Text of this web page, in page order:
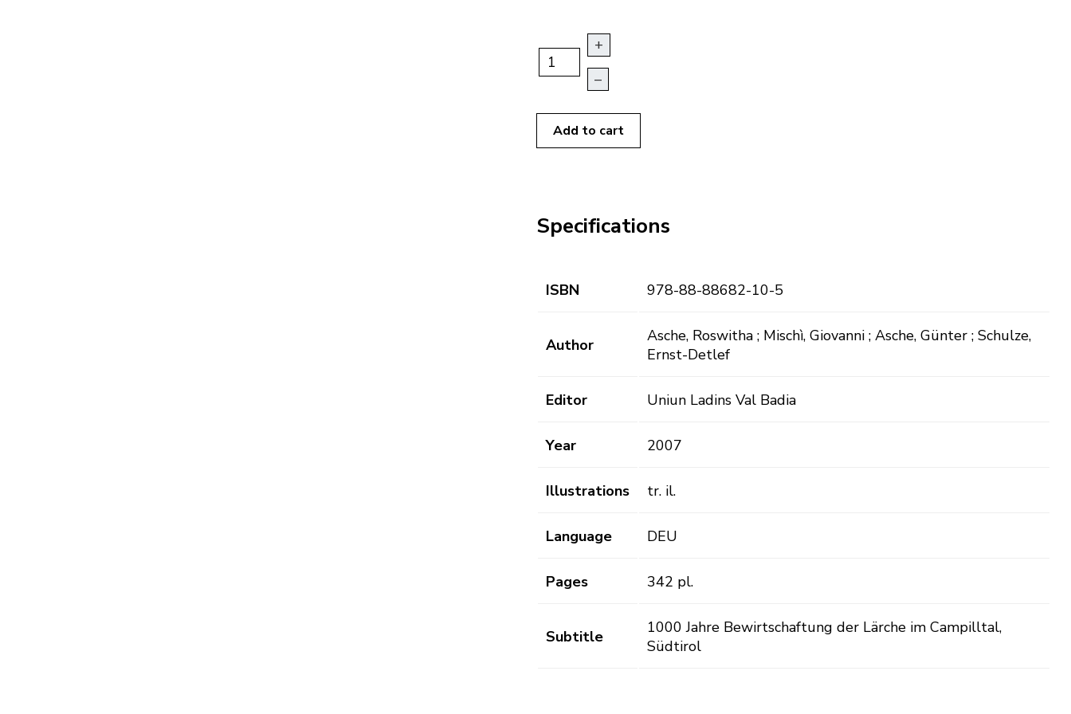
+
–
Add to cart
Specifications
ISBN 978-88-88682-10-5
Author
Asche, Roswitha ; Mischì, Giovanni ; Asche, Günter ; Schulze,
Ernst-Detlef
Editor Uniun Ladins Val Badia
Year 2007
Illustrations tr. il.
Language DEU
Pages 342 pl.
Subtitle
1000 Jahre Bewirtschaftung der Lärche im Campilltal,
Südtirol